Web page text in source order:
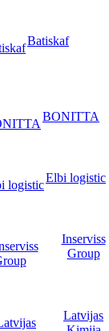
Batiskaf
BONITTA
Elbi logistic
Inserviss
Group
Latvijas